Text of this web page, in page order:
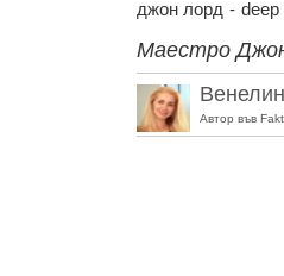
джон лорд - deep
Маестро Джон
Автор във